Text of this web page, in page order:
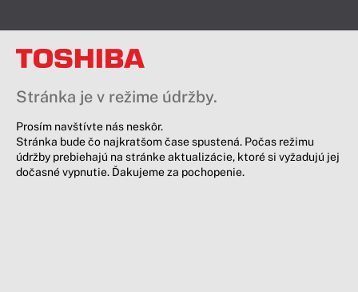
Stránka je v režime údržby.
Prosím navštívte nás neskôr.
Stránka bude čo najkratšom čase spustená. Počas režimu
údržby prebiehajú na stránke aktualizácie, ktoré si vyžadujú jej
dočasné vypnutie. Ďakujeme za pochopenie.